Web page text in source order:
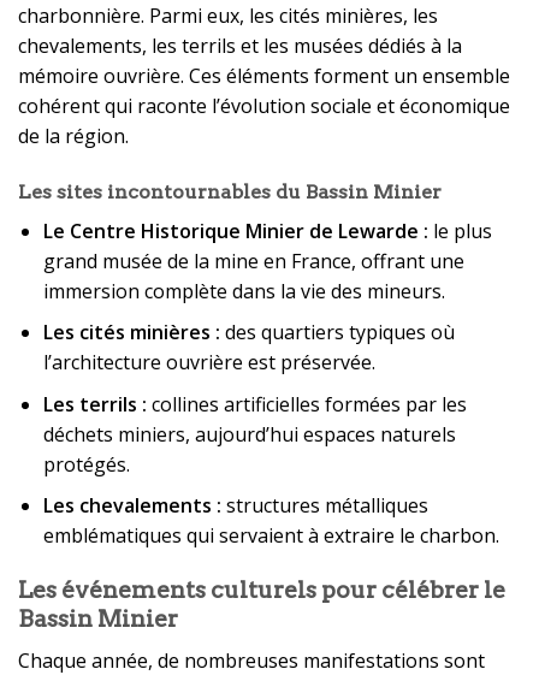
charbonnière. Parmi eux, les cités minières, les
chevalements, les terrils et les musées dédiés à la
mémoire ouvrière. Ces éléments forment un ensemble
cohérent qui raconte l’évolution sociale et économique
de la région.
Les sites incontournables du Bassin Minier
Le Centre Historique Minier de Lewarde : le plus
grand musée de la mine en France, offrant une
immersion complète dans la vie des mineurs.
Les cités minières : des quartiers typiques où
l’architecture ouvrière est préservée.
Les terrils : collines artificielles formées par les
déchets miniers, aujourd’hui espaces naturels
protégés.
Les chevalements : structures métalliques
emblématiques qui servaient à extraire le charbon.
Les événements culturels pour célébrer le
Bassin Minier
Chaque année, de nombreuses manifestations sont